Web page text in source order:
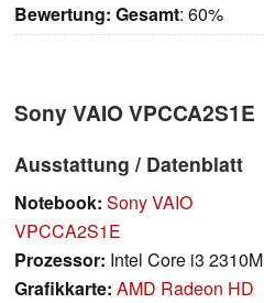
Bewertung: Gesamt: 60%
Sony VAIO VPCCA2S1E
Ausstattung / Datenblatt
Notebook: Sony VAIO
VPCCA2S1E
Prozessor: Intel Core i3 2310M
Grafikkarte: AMD Radeon HD